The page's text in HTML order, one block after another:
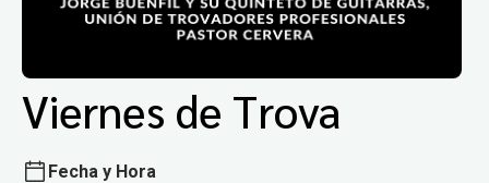
Viernes de Trova
Fecha y Hora